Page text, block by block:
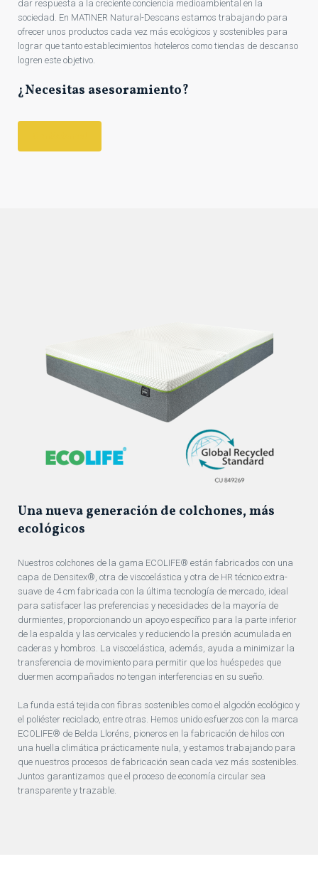
dar respuesta a la creciente conciencia medioambiental en la
sociedad. En MATINER Natural-Descans estamos trabajando para
ofrecer unos productos cada vez más ecológicos y sostenibles para
lograr que tanto establecimientos hoteleros como tiendas de descanso
logren este objetivo.
¿Necesitas asesoramiento?
Una nueva generación de colchones, más
ecológicos
Nuestros colchones de la gama ECOLIFE® están fabricados con una
capa de Densitex®, otra de viscoelástica y otra de HR técnico extra-
suave de 4 cm fabricada con la última tecnología de mercado, ideal
para satisfacer las preferencias y necesidades de la mayoría de
durmientes, proporcionando un apoyo específico para la parte inferior
de la espalda y las cervicales y reduciendo la presión acumulada en
caderas y hombros. La viscoelástica, además, ayuda a minimizar la
transferencia de movimiento para permitir que los huéspedes que
duermen acompañados no tengan interferencias en su sueño.
La funda está tejida con fibras sostenibles como el algodón ecológico y
el poliéster reciclado, entre otras. Hemos unido esfuerzos con la marca
ECOLIFE® de Belda Lloréns, pioneros en la fabricación de hilos con
una huella climática prácticamente nula, y estamos trabajando para
que nuestros procesos de fabricación sean cada vez más sostenibles.
Juntos garantizamos que el proceso de economía circular sea
transparente y trazable.